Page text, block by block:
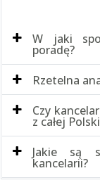
W jaki
poradę?
Rzetelna
Czy
z całej
Jakie są
kancelarii?